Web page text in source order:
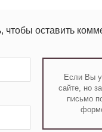
чтобы оставить
Если Вы
сайте, но
письмо